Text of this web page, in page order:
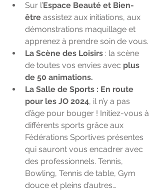
Sur l’Espace Beauté et Bien-
être assistez aux initiations, aux
démonstrations maquillage et
apprenez à prendre soin de vous.
La Scène des Loisirs : la scène
de toutes vos envies avec plus
de 50 animations.
La Salle de Sports : En route
pour les JO 2024, il n’y a pas
d’âge pour bouger ! Initiez-vous à
différents sports grâce aux
Fédérations Sportives présentes
qui sauront vous encadrer avec
des professionnels. Tennis,
Bowling, Tennis de table, Gym
douce et pleins d’autres…